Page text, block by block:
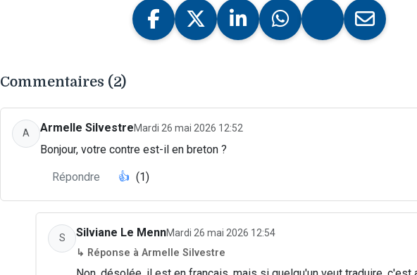
Commentaires (2)
A Armelle SilvestreMardi 26 mai 2026 12:52
Bonjour, votre contre est-il en breton ?
Répondre 👍 (1)
S Silviane Le MennMardi 26 mai 2026 12:54
↳ Réponse à Armelle Silvestre